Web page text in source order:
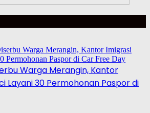
Warga Merangin, Kantor
Layani 30 Permohonan Paspor di